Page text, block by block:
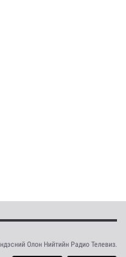
Олон Нийтийн Радио Телевиз.